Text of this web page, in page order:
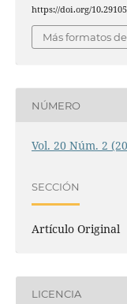
https://doi.org/
Más formatos
NÚMERO
Vol. 20 Núm. 2
SECCIÓN
Artículo Original
LICENCIA